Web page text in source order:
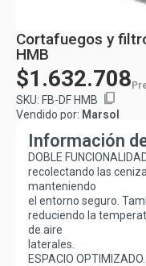
Cortafuegos y
HMB
$1.632.708
SKU: FB-DF HMB content_copy
Vendido por: Marsol
Información
DOBLE
recolectando las
manteniendo
el entorno seguro.
reduciendo la
de aire
laterales.
ESPACIO